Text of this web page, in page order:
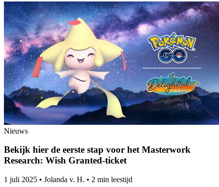
Nieuws
Bekijk hier de eerste stap voor het Masterwork
Research: Wish Granted-ticket
1 juli 2025 • Jolanda v. H. • 2 min leestijd